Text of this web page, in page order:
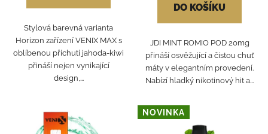
Stylová barevná varianta
Horizon zařízení VENIX MAX s
oblíbenou příchutí jahoda-kiwi
přináší nejen vynikající
design,...
DO KOŠÍKU
JDI MINT ROMIO POD 20mg
přináší osvěžující a čistou chuť
máty v elegantním provedení.
Nabízí hladký nikotinový hit a...
NOVINKA